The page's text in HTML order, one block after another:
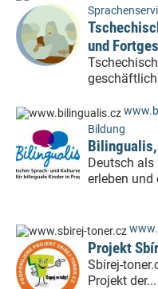
und
geschäftlich
Bildung
Deutsch
erleben und
Projekt
Sbírej-
Projekt der...